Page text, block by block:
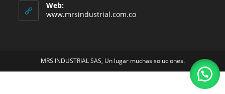
tu
aplicación
Web:
www.mrsindustrial.com.co
MRS INDUSTRIAL SAS, Un lugar muchas soluciones.